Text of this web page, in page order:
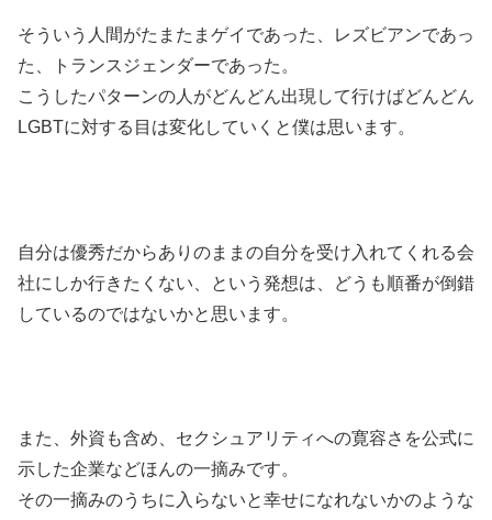
そういう人間がたまたまゲイであった、レズビアンであっ
た、トランスジェンダーであった。
こうしたパターンの人がどんどん出現して行けばどんどん
LGBTに対する目は変化していくと僕は思います。
自分は優秀だからありのままの自分を受け入れてくれる会
社にしか行きたくない、という発想は、どうも順番が倒錯
しているのではないかと思います。
また、外資も含め、セクシュアリティへの寛容さを公式に
示した企業などほんの一摘みです。
その一摘みのうちに入らないと幸せになれないかのような